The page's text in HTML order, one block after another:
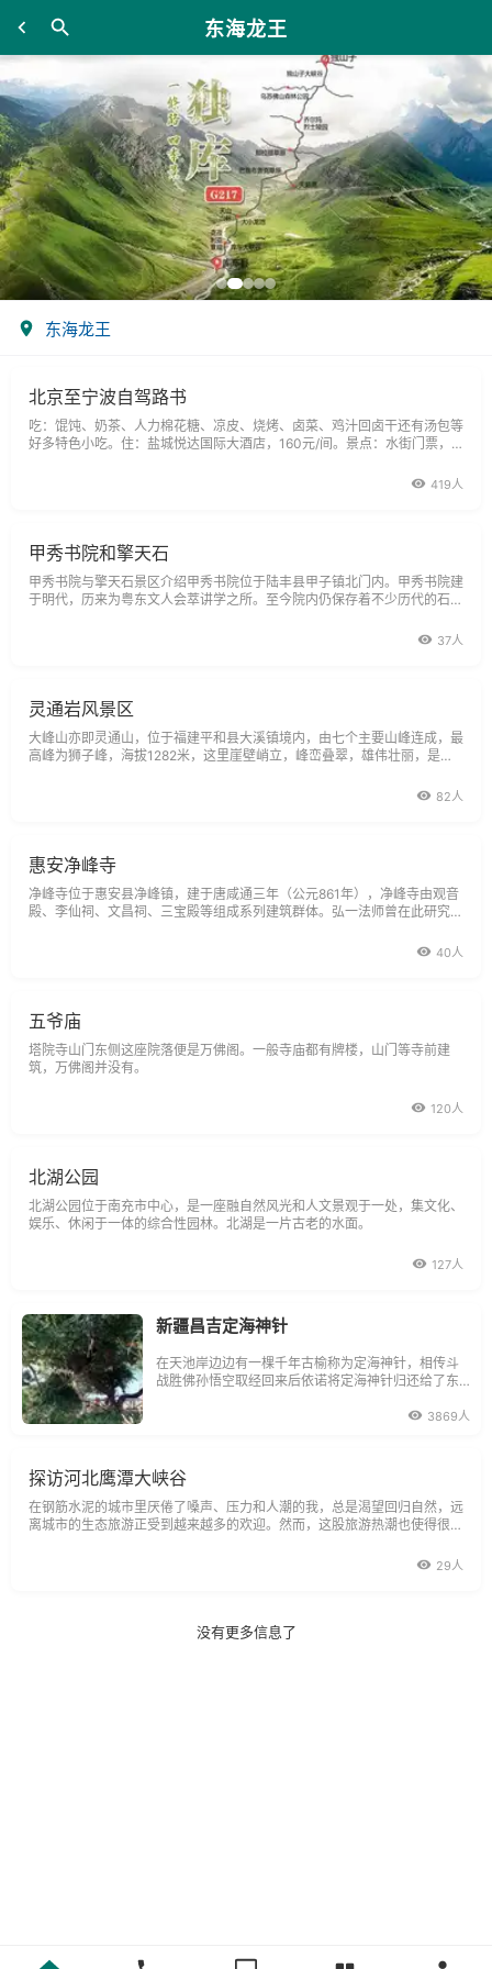
东海龙王
东海龙王
北京至宁波自驾路书
吃：馄饨、奶茶、人力棉花糖、凉皮、烧烤、卤菜、鸡汁回卤干还有汤包等
好多特色小吃。住：盐城悦达国际大酒店，160元/间。景点：水街门票，
东侧，由世纪大道向北至东进路，沿开放大道西侧规划建设，占地面积约6.
419人
甲秀书院和擎天石
甲秀书院与擎天石景区介绍甲秀书院位于陆丰县甲子镇北门内。甲秀书院建
于明代，历来为粤东文人会萃讲学之所。至今院内仍保存着不少历代的石碑
部以及各个行业的许多骨干，都在这里念过书。擎天石位于甲秀书院的侧37人
灵通岩风景区
大峰山亦即灵通山，位于福建平和县大溪镇境内，由七个主要山峰连成，最
高峰为狮子峰，海拔1282米，这里崖壁峭立，峰峦叠翠，雄伟壮丽，是闽
陈政的墓冢也从云霄的将军山，迁葬在狮子峰巅；明朝大学士黄道周，大理
82人
惠安净峰寺
净峰寺位于惠安县净峰镇，建于唐咸通三年（公元861年），净峰寺由观音
殿、李仙祠、文昌祠、三宝殿等组成系列建筑群体。弘一法师曾在此研究佛
它的由来一段很有趣的传说：传说以前净峰山不是座山，而是一片汪洋大40人
五爷庙
塔院寺山门东侧这座院落便是万佛阁。一般寺庙都有牌楼，山门等寺前建
筑，万佛阁并没有。
120人
北湖公园
北湖公园位于南充市中心，是一座融自然风光和人文景观于一处，集文化、
娱乐、休闲于一体的综合性园林。北湖是一片古老的水面。
127人
新疆昌吉定海神针
在天池岸边边有一棵千年古榆称为定海神针，相传斗
战胜佛孙悟空取经回来后依诺将定海神针归还给了东
3869人
探访河北鹰潭大峡谷
在钢筋水泥的城市里厌倦了嗓声、压力和人潮的我，总是渴望回归自然，远
离城市的生态旅游正受到越来越多的欢迎。然而，这股旅游热潮也使得很多
29人
没有更多信息了